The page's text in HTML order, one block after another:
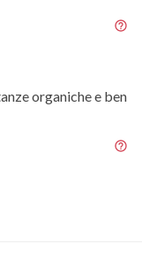
organiche e ben